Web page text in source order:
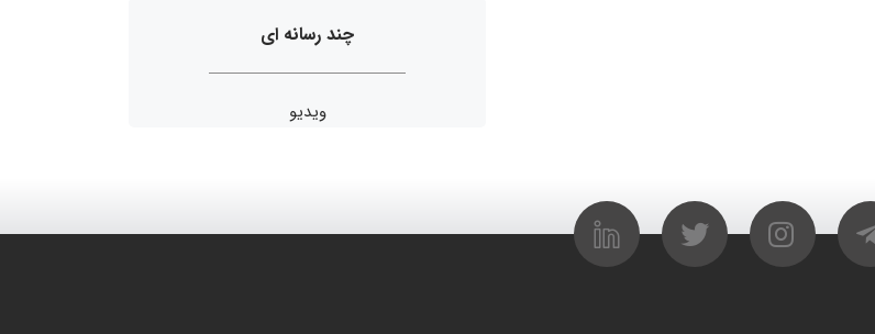
چند رسانه ای
ویدیو